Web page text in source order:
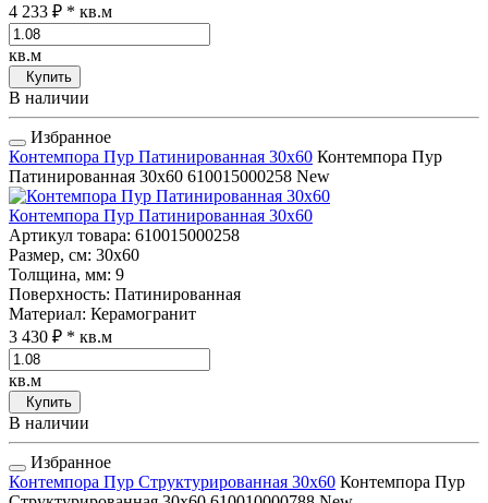
4 233 ₽ * кв.м
кв.м
Купить
В наличии
Избранное
Контемпора Пур Патинированная 30x60 Контемпора Пур
Патинированная 30x60 610015000258 New
Контемпора Пур Патинированная 30x60
Артикул товара: 610015000258
Размер, см: 30x60
Толщина, мм: 9
Поверхность: Патинированная
Материал: Керамогранит
3 430 ₽ * кв.м
кв.м
Купить
В наличии
Избранное
Контемпора Пур Структурированная 30x60 Контемпора Пур